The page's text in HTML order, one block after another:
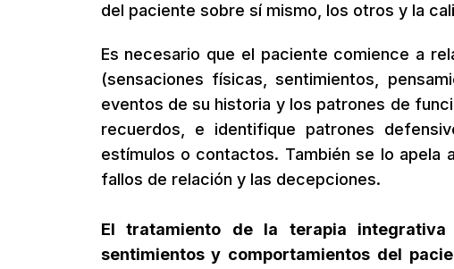
del paciente sobre sí mismo, los otros y la
Es necesario que el paciente comience a
(sensaciones físicas, sentimientos,
eventos de su historia y los patrones de
recuerdos, e identifique patrones
estímulos o contactos. También se lo apela
fallos de relación y las decepciones.
El tratamiento de la terapia
sentimientos y comportamientos del